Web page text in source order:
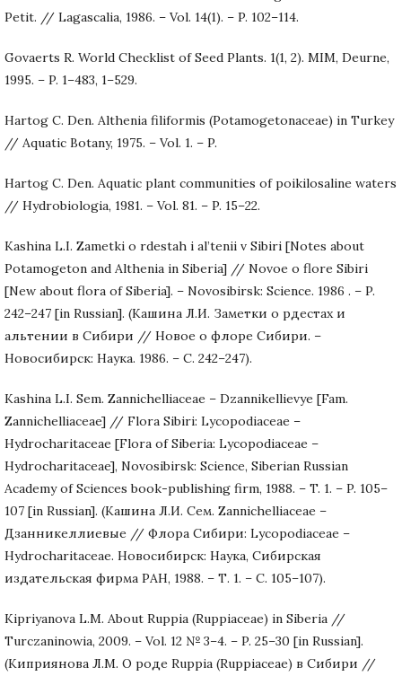
Petit. // Lagascalia, 1986. – Vol. 14(1). – P. 102–114.
Govaerts R. World Checklist of Seed Plants. 1(1, 2). MIM, Deurne,
1995. – P. 1–483, 1–529.
Hartog C. Den. Althenia filiformis (Potamogetonaceae) in Turkey
// Aquatic Botany, 1975. – Vol. 1. – P.
Hartog C. Den. Aquatic plant communities of poikilosaline waters
// Hydrobiologia, 1981. – Vol. 81. – P. 15–22.
Kashina L.I. Zametki o rdestah i al’tenii v Sibiri [Notes about
Potamogeton and Althenia in Siberia] // Novoe o flore Sibiri
[New about flora of Siberia]. – Novosibirsk: Science. 1986 . – P.
242–247 [in Russian]. (Кашина Л.И. Заметки о рдестах и
альтении в Сибири // Новое о флоре Сибири. –
Новосибирск: Наука. 1986. – С. 242–247).
Kashina L.I. Sem. Zannichelliaceae – Dzannikellievye [Fam.
Zannichelliaceae] // Flora Sibiri: Lycopodiaceae –
Hydrocharitaceae [Flora of Siberia: Lycopodiaceae –
Hydrocharitaceae], Novosibirsk: Science, Siberian Russian
Academy of Sciences book-publishing firm, 1988. – T. 1. – P. 105–
107 [in Russian]. (Кашина Л.И. Сем. Zannichelliaceae –
Дзанникеллиевые // Флора Сибири: Lycopodiaceae –
Hydrocharitaceae. Новосибирск: Наука, Сибирская
издательская фирма РАН, 1988. – Т. 1. – С. 105–107).
Kipriyanova L.M. About Ruppia (Ruppiaceae) in Siberia //
Turczaninowia, 2009. – Vol. 12 № 3–4. – P. 25–30 [in Russian].
(Киприянова Л.М. О роде Ruppia (Ruppiaceae) в Сибири //